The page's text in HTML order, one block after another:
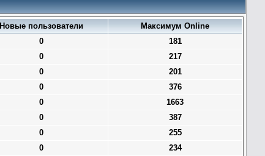
Новые пользователи
Максимум Online
0
181
0
217
0
201
0
376
0
1663
0
387
0
255
0
234